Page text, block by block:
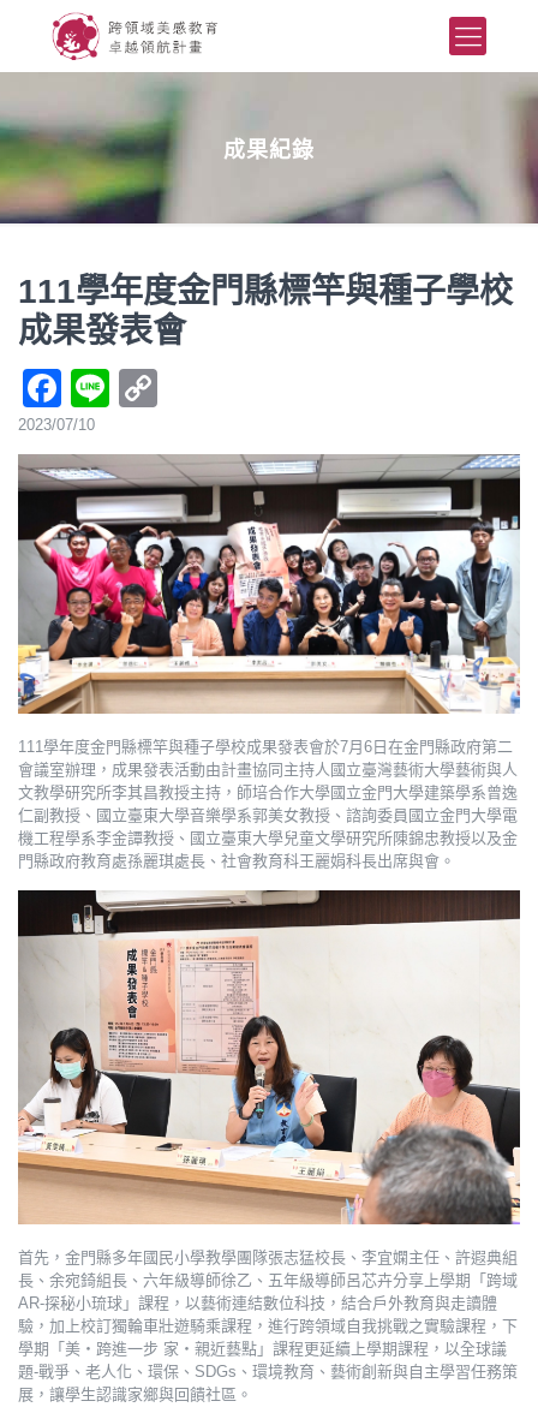
成果紀錄
111學年度金門縣標竿與種子學校
成果發表會
Facebook
Line
2023/07/10
111學年度金門縣標竿與種子學校成果發表會於7月6日在金門縣政府第二
會議室辦理，成果發表活動由計畫協同主持人國立臺灣藝術大學藝術與人
文教學研究所李其昌教授主持，師培合作大學國立金門大學建築學系曾逸
仁副教授、國立臺東大學音樂學系郭美女教授、諮詢委員國立金門大學電
機工程學系李金譚教授、國立臺東大學兒童文學研究所陳錦忠教授以及金
門縣政府教育處孫麗琪處長、社會教育科王麗娟科長出席與會。
首先，金門縣多年國民小學教學團隊張志猛校長、李宜嫻主任、許遐典組
長、余宛錡組長、六年級導師徐乙、五年級導師呂芯卉分享上學期「跨域
AR-探秘小琉球」課程，以藝術連結數位科技，結合戶外教育與走讀體
驗，加上校訂獨輪車壯遊騎乘課程，進行跨領域自我挑戰之實驗課程，下
學期「美‧跨進一步 家‧親近藝點」課程更延續上學期課程，以全球議
題-戰爭、老人化、環保、SDGs、環境教育、藝術創新與自主學習任務策
展，讓學生認識家鄉與回饋社區。